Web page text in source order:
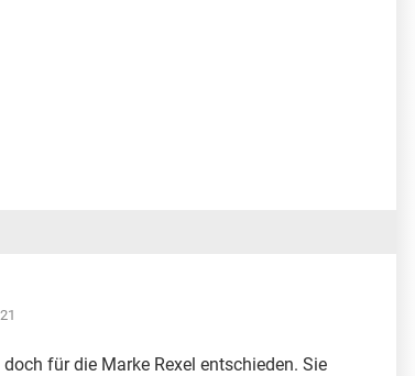
für die Marke Rexel entschieden. Sie